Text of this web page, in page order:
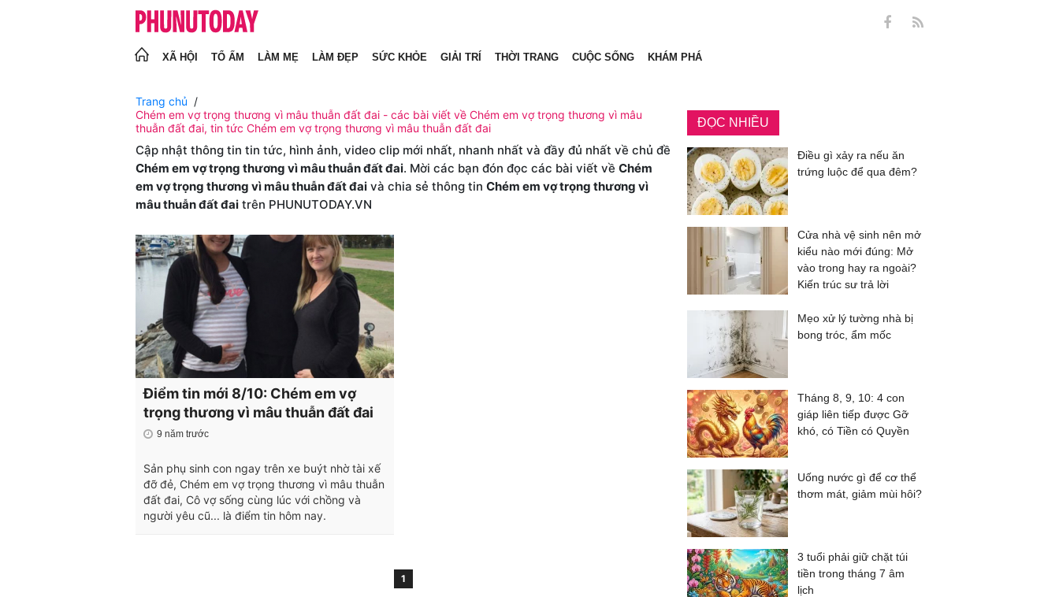
XÃ HỘI TỔ ẤM LÀM MẸ LÀM ĐẸP SỨC KHỎE GIẢI TRÍ THỜI TRANG CUỘC SỐNG KHÁM PHÁ
Trang chủ
Chém em vợ trọng thương vì mâu thuẫn đất đai - các bài viết về Chém em vợ trọng thương vì mâu
thuẫn đất đai, tin tức Chém em vợ trọng thương vì mâu thuẫn đất đai
Cập nhật thông tin tin tức, hình ảnh, video clip mới nhất, nhanh nhất và đầy đủ nhất về chủ đề
Chém em vợ trọng thương vì mâu thuẫn đất đai. Mời các bạn đón đọc các bài viết về Chém
em vợ trọng thương vì mâu thuẫn đất đai và chia sẻ thông tin Chém em vợ trọng thương vì
mâu thuẫn đất đai trên PHUNUTODAY.VN
Điểm tin mới 8/10: Chém em vợ
trọng thương vì mâu thuẫn đất đai
9 năm trước
Sản phụ sinh con ngay trên xe buýt nhờ tài xế
đỡ đẻ, Chém em vợ trọng thương vì mâu thuẫn
đất đai, Cô vợ sống cùng lúc với chồng và
người yêu cũ... là điểm tin hôm nay.
1
ĐỌC NHIỀU
Điều gì xảy ra nếu ăn
trứng luộc để qua đêm?
Cửa nhà vệ sinh nên mở
kiểu nào mới đúng: Mở
vào trong hay ra ngoài?
Kiến trúc sư trả lời
Mẹo xử lý tường nhà bị
bong tróc, ẩm mốc
Tháng 8, 9, 10: 4 con
giáp liên tiếp được Gỡ
khó, có Tiền có Quyền
Uống nước gì để cơ thể
thơm mát, giảm mùi hôi?
3 tuổi phải giữ chặt túi
tiền trong tháng 7 âm
lịch